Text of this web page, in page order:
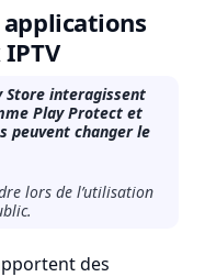
applications
Store interagissent
Play Protect et
peuvent changer le
lors de l’utilisation
des